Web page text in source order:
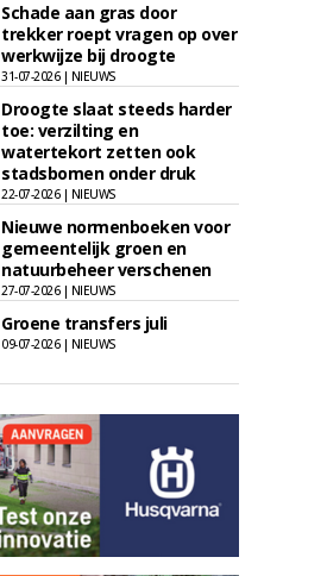
Schade aan gras door
trekker roept vragen op over
werkwijze bij droogte
31-07-2026 | NIEUWS
Droogte slaat steeds harder
toe: verzilting en
watertekort zetten ook
stadsbomen onder druk
22-07-2026 | NIEUWS
Nieuwe normenboeken voor
gemeentelijk groen en
natuurbeheer verschenen
27-07-2026 | NIEUWS
Groene transfers juli
09-07-2026 | NIEUWS